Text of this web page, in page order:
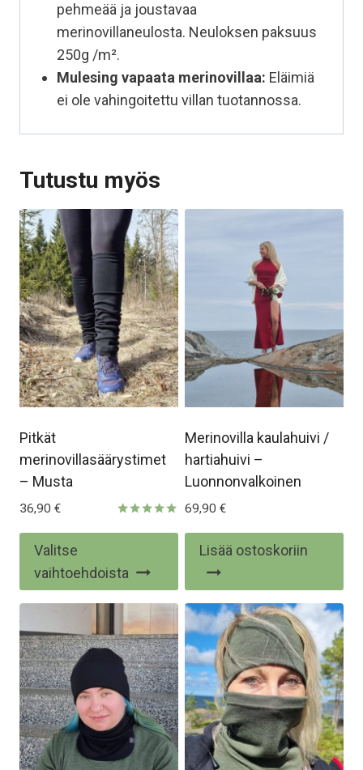
pehmeää ja joustavaa
merinovillaneulosta. Neuloksen paksuus
250g /m².
Mulesing vapaata merinovillaa: Eläimiä
ei ole vahingoitettu villan tuotannossa.
Tutustu myös
Pitkät
merinovillasäärystimet
– Musta
36,90 €
Valitse
vaihtoehdoista
Tällä
tuotteella
on
useampi
muunnelma.
Voit
tehdä
valinnat
tuotteen
sivulla.
Merinovilla kaulahuivi /
hartiahuivi –
Luonnonvalkoinen
69,90 €
Lisää ostoskoriin